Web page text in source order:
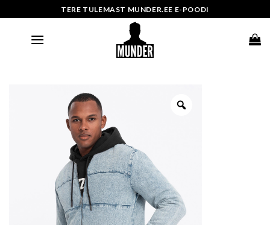
to
TERE TULEMAST MUNDER.EE E-POODI